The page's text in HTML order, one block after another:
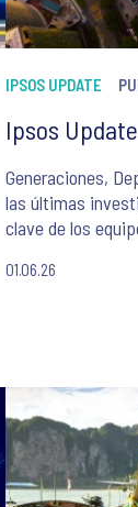
IPSOS UPDATE
Ipsos
Generaciones,
las últimas
clave de los
01.06.26